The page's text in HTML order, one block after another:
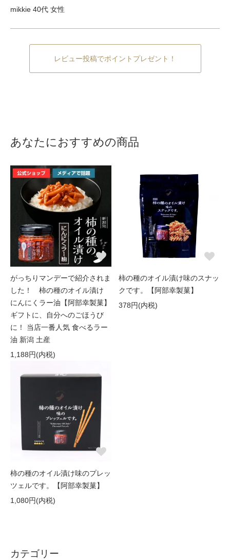
mikkie 40代 女性
レビュー投稿でポイントプレゼント！
あなたにおすすめの商品
がっちりマンデーで紹介されま
した！ 柿の種のオイル漬け
にんにくラー油【阿部幸製菓】
ギフトに、自分へのごほうび
に！ 当店一番人気 食べるラー
油 新潟 土産
1,188円(内税)
柿の種のオイル漬け味のスナッ
クです。【阿部幸製菓】
378円(内税)
柿の種のオイル漬け味のプレッ
ツェルです。【阿部幸製菓】
1,080円(内税)
カテゴリー